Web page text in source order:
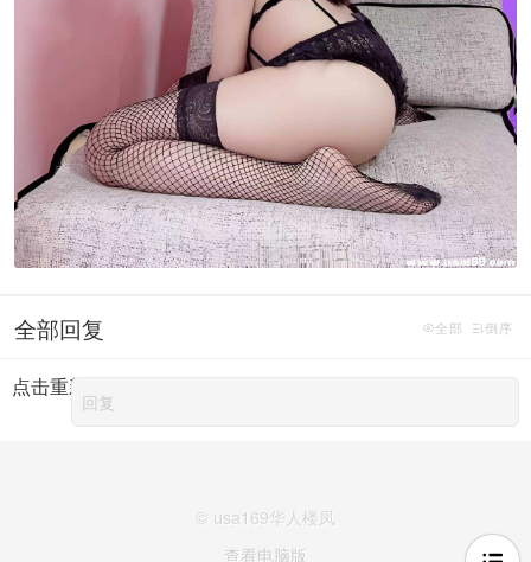
全部回复 倒序
全部
点击重新加载
© usa169华人楼凤
查看电脑版